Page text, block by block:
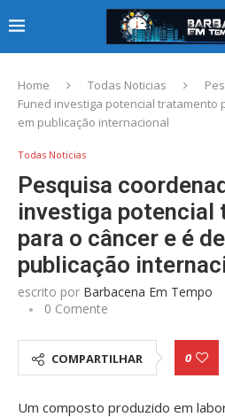
Home Todas Noticias
Funed investiga potencial tratamento
em publicação internacional
Todas Noticias
Pesquisa
investiga potencial
para o câncer e é
publicação
escrito por Barbacena Em Tempo
0 Comente
COMPARTILHAR 0
Um composto produzido em